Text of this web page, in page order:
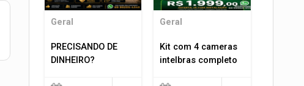
Geral
PRECISANDO DE
DINHEIRO?
Geral
Kit com 4 cameras
intelbras completo